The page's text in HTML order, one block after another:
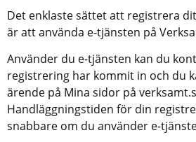
Det enklaste sättet att registrera
är att använda e-tjänsten på
Använder du e-tjänsten kan du
registrering har kommit in och du
ärende på Mina sidor på
Handläggningstiden för din
snabbare om du använder e-